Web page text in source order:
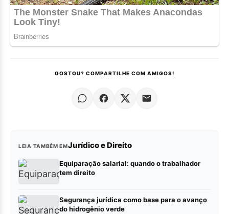
GOSTOU? COMPARTILHE COM AMIGOS!
LEIA TAMBÉM EMJurídico e Direito
Equiparação salarial: quando o trabalhador
tem direito
Segurança jurídica como base para o avanço
do hidrogênio verde